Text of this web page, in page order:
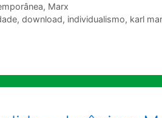
, Marx
, download, individualismo, karl